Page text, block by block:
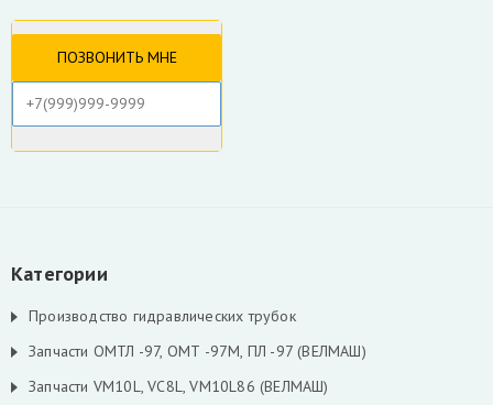
Коробка отбора мощности КАМАЗ и другие
РВД производство, ремонт, продажа
Категории
Производство гидравлических трубок
Запчасти ОМТЛ -97, ОМТ -97М, ПЛ -97 (ВЕЛМАШ)
Запчасти VM10L, VC8L, VM10L86 (ВЕЛМАШ)